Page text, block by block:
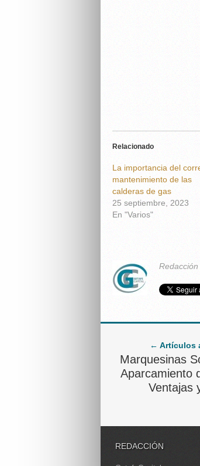
Relacionado
La importancia del
mantenimiento de las
calderas de gas
25 septiembre, 2023
En "Varios"
← Artículos
Marquesinas
Aparcamiento
Ventajas
REDACCIÓN